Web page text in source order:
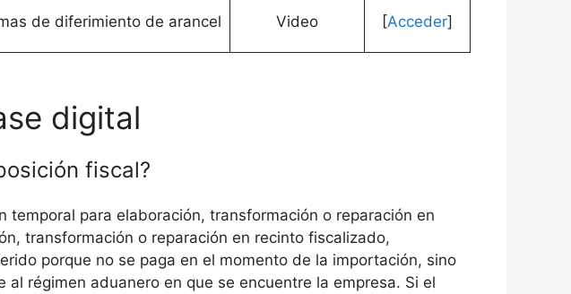
de diferimiento de arancel Video [Acceder]
digital
fiscal?
para elaboración, transformación o reparación en
transformación o reparación en recinto fiscalizado,
porque no se paga en el momento de la importación, sino
régimen aduanero en que se encuentre la empresa. Si el